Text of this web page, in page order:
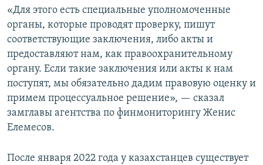
«Для этого есть специальные уполномоченные
органы, которые проводят проверку, пишут
соответствующие заключения, либо акты и
предоставляют нам, как правоохранительному
органу. Если такие заключения или акты к нам
поступят, мы обязательно дадим правовую оценку и
примем процессуальное решение», — сказал
замглавы агентства по финмониторингу Женис
Елемесов.
После января 2022 года у казахстанцев существует